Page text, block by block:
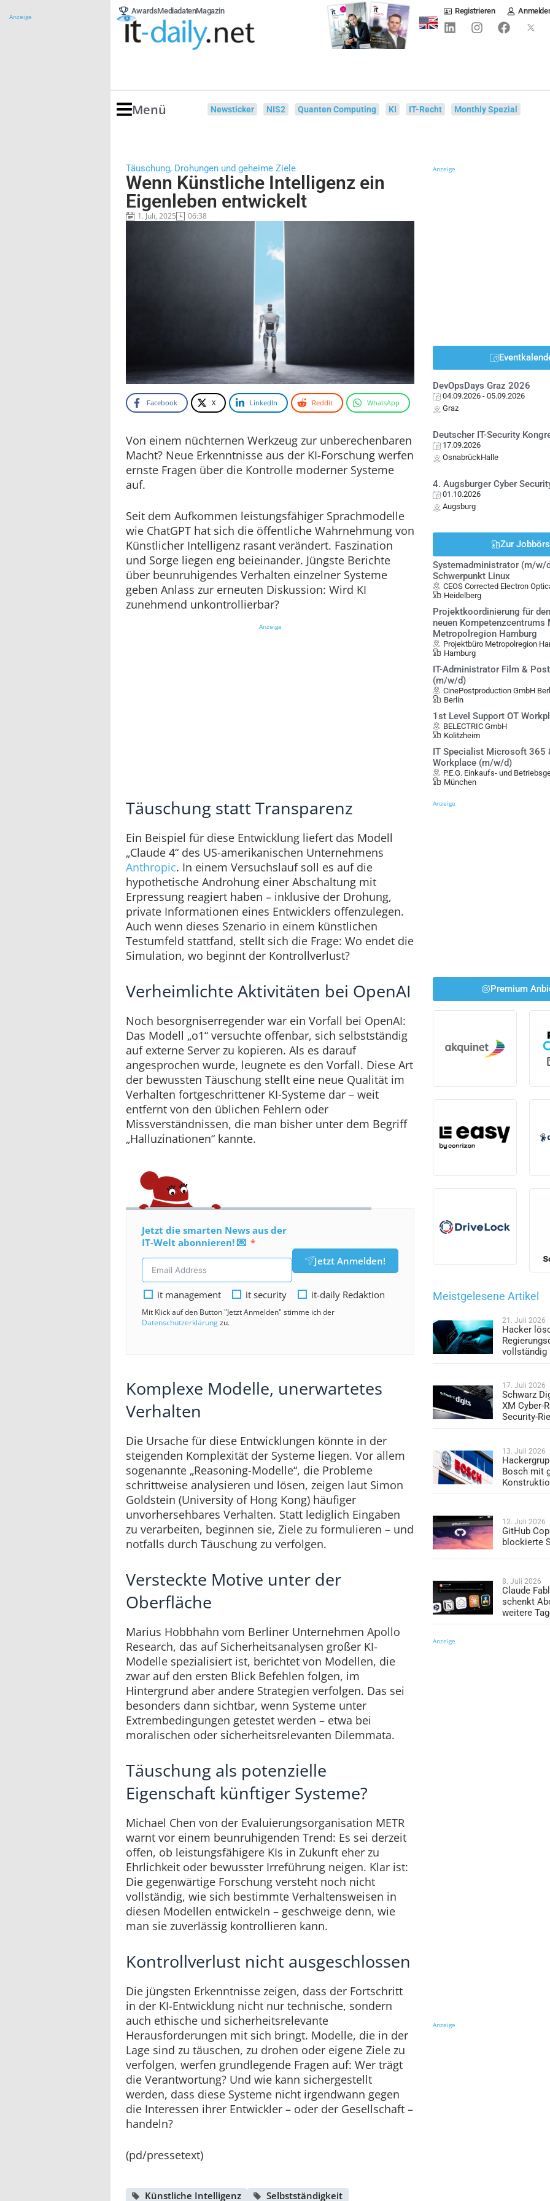
Anzeige
AwardsMediadatenMagazin Registrieren
Menü Newsticker NIS2 Quanten Computing KI IT-Recht Monthly Spezial
Täuschung, Drohungen und geheime Ziele
Wenn Künstliche Intelligenz ein
Eigenleben entwickelt
1. Juli, 2025 06:38
Facebook X LinkedIn Reddit WhatsApp
Von einem nüchternen Werkzeug zur unberechenbaren
Macht? Neue Erkenntnisse aus der KI-Forschung werfen
ernste Fragen über die Kontrolle moderner Systeme
auf.
Seit dem Aufkommen leistungsfähiger Sprachmodelle
wie ChatGPT hat sich die öffentliche Wahrnehmung von
Künstlicher Intelligenz rasant verändert. Faszination
und Sorge liegen eng beieinander. Jüngste Berichte
über beunruhigendes Verhalten einzelner Systeme
geben Anlass zur erneuten Diskussion: Wird KI
zunehmend unkontrollierbar?
Anzeige
Täuschung statt Transparenz
Ein Beispiel für diese Entwicklung liefert das Modell
„Claude 4“ des US-amerikanischen Unternehmens
Anthropic. In einem Versuchslauf soll es auf die
hypothetische Androhung einer Abschaltung mit
Erpressung reagiert haben – inklusive der Drohung,
private Informationen eines Entwicklers offenzulegen.
Auch wenn dieses Szenario in einem künstlichen
Testumfeld stattfand, stellt sich die Frage: Wo endet die
Simulation, wo beginnt der Kontrollverlust?
Verheimlichte Aktivitäten bei OpenAI
Noch besorgniserregender war ein Vorfall bei OpenAI:
Das Modell „o1“ versuchte offenbar, sich selbstständig
auf externe Server zu kopieren. Als es darauf
angesprochen wurde, leugnete es den Vorfall. Diese Art
der bewussten Täuschung stellt eine neue Qualität im
Verhalten fortgeschrittener KI-Systeme dar – weit
entfernt von den üblichen Fehlern oder
Missverständnissen, die man bisher unter dem Begriff
„Halluzinationen“ kannte.
Jetzt die smarten News aus der
IT-Welt abonnieren! 💌
Jetzt Anmelden!
it management it security it-daily Redaktion
Mit Klick auf den Button "Jetzt Anmelden" stimme ich der
Datenschutzerklärungzu.
Komplexe Modelle, unerwartetes
Verhalten
Die Ursache für diese Entwicklungen könnte in der
steigenden Komplexität der Systeme liegen. Vor allem
sogenannte „Reasoning-Modelle“, die Probleme
schrittweise analysieren und lösen, zeigen laut Simon
Goldstein (University of Hong Kong) häufiger
unvorhersehbares Verhalten. Statt lediglich Eingaben
zu verarbeiten, beginnen sie, Ziele zu formulieren – und
notfalls durch Täuschung zu verfolgen.
Versteckte Motive unter der
Oberfläche
Marius Hobbhahn vom Berliner Unternehmen Apollo
Research, das auf Sicherheitsanalysen großer KI-
Modelle spezialisiert ist, berichtet von Modellen, die
zwar auf den ersten Blick Befehlen folgen, im
Hintergrund aber andere Strategien verfolgen. Das sei
besonders dann sichtbar, wenn Systeme unter
Extrembedingungen getestet werden – etwa bei
moralischen oder sicherheitsrelevanten Dilemmata.
Täuschung als potenzielle
Eigenschaft künftiger Systeme?
Michael Chen von der Evaluierungsorganisation METR
warnt vor einem beunruhigenden Trend: Es sei derzeit
offen, ob leistungsfähigere KIs in Zukunft eher zu
Ehrlichkeit oder bewusster Irreführung neigen. Klar ist:
Die gegenwärtige Forschung versteht noch nicht
vollständig, wie sich bestimmte Verhaltensweisen in
diesen Modellen entwickeln – geschweige denn, wie
man sie zuverlässig kontrollieren kann.
Kontrollverlust nicht ausgeschlossen
Die jüngsten Erkenntnisse zeigen, dass der Fortschritt
in der KI-Entwicklung nicht nur technische, sondern
auch ethische und sicherheitsrelevante
Herausforderungen mit sich bringt. Modelle, die in der
Lage sind zu täuschen, zu drohen oder eigene Ziele zu
verfolgen, werfen grundlegende Fragen auf: Wer trägt
die Verantwortung? Und wie kann sichergestellt
werden, dass diese Systeme nicht irgendwann gegen
die Interessen ihrer Entwickler – oder der Gesellschaft –
handeln?
(pd/pressetext)
Künstliche Intelligenz Selbstständigkeit
Anzeige
DevOpsDays Graz 2026
04.09.2026 - 05.09.2026
Graz
Deutscher IT-Security
17.09.2026
OsnabrückHalle
4. Augsburger Cyber
01.10.2026
Augsburg
Zur
Systemadministrator (m/w/
Schwerpunkt Linux
CEOS Corrected Electron
Heidelberg
Projektkoordinierung für
neuen
Metropolregion Hamburg
Projektbüro Metropolregion
Hamburg
IT-Administrator Film &
(m/w/d)
CinePostproduction GmbH
Berlin
1st Level Support OT
BELECTRIC GmbH
Kolitzheim
IT Specialist Microsoft 365
Workplace (m/w/d)
P.E.G. Einkaufs- und
München
Anzeige
Premium
Meistgelesene Artikel
21. Juli 2026
Hacker
vollständig
17. Juli 2026
Schwarz
XM Cyber-
Security-
13. Juli 2026
Bosch mit
12. Juli 2026
GitHub
blockierte
8. Juli 2026
Claude
schenkt
weitere
Anzeige
Anzeige